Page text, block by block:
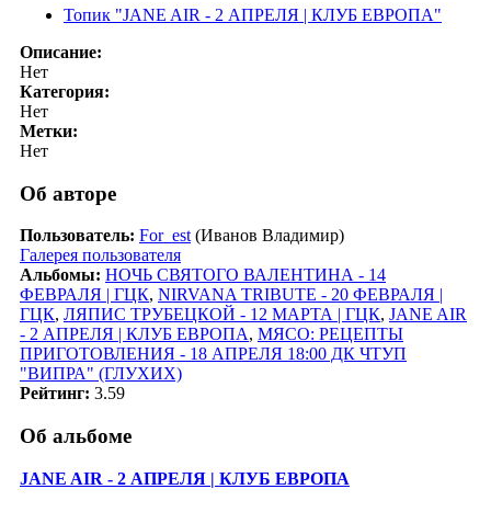
Топик "JANE AIR - 2 АПРЕЛЯ | КЛУБ ЕВРОПА"
Описание:
Нет
Категория:
Нет
Метки:
Нет
Об авторе
Пользователь: For_est (Иванов Владимир)
Галерея пользователя
Альбомы: НОЧЬ СВЯТОГО ВАЛЕНТИНА - 14
ФЕВРАЛЯ | ГЦК, NIRVANA TRIBUTE - 20 ФЕВРАЛЯ |
ГЦК, ЛЯПИС ТРУБЕЦКОЙ - 12 МАРТА | ГЦК, JANE AIR
- 2 АПРЕЛЯ | КЛУБ ЕВРОПА, МЯСО: РЕЦЕПТЫ
ПРИГОТОВЛЕНИЯ - 18 АПРЕЛЯ 18:00 ДК ЧТУП
"ВИПРА" (ГЛУХИХ)
Рейтинг: 3.59
Об альбоме
JANE AIR - 2 АПРЕЛЯ | КЛУБ ЕВРОПА